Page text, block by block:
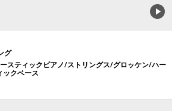
グ
スティックピアノ/ストリングス/グロッケン/ハー
クベース